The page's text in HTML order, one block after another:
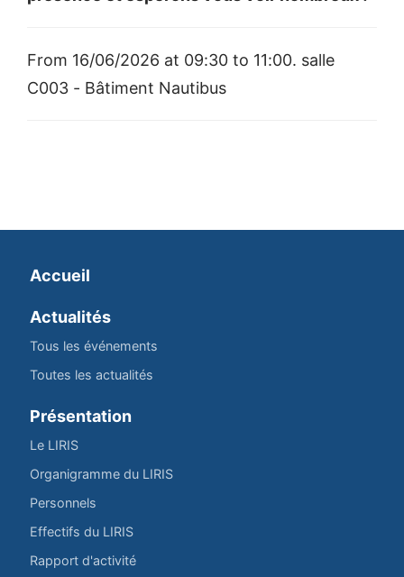
From 16/06/2026 at 09:30 to 11:00. salle
C003 - Bâtiment Nautibus
Accueil
Actualités
Tous les événements
Toutes les actualités
Présentation
Le LIRIS
Organigramme du LIRIS
Personnels
Effectifs du LIRIS
Rapport d'activité